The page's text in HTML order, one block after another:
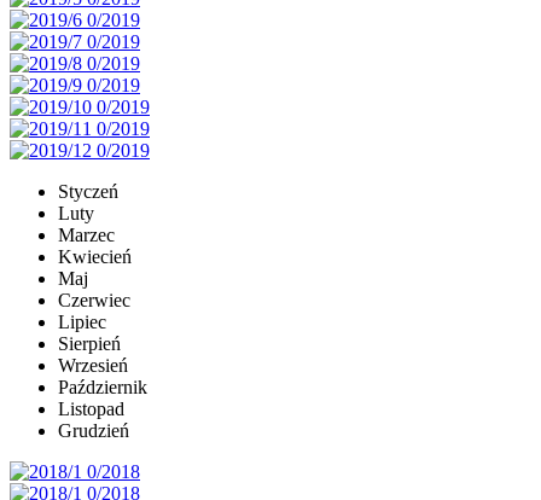
Styczeń
Luty
Marzec
Kwiecień
Maj
Czerwiec
Lipiec
Sierpień
Wrzesień
Październik
Listopad
Grudzień